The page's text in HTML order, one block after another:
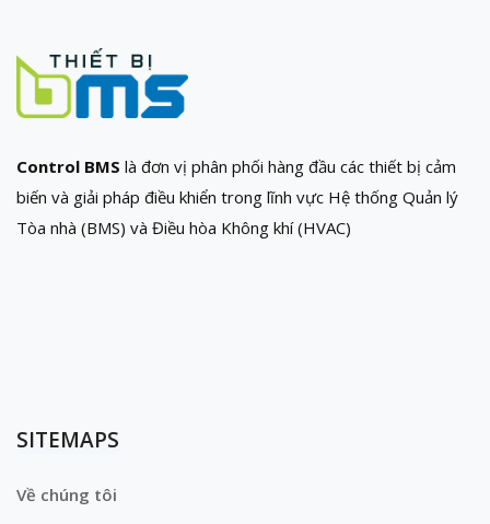
Control BMS là đơn vị phân phối hàng đầu các thiết bị cảm
biến và giải pháp điều khiển trong lĩnh vực Hệ thống Quản lý
Tòa nhà (BMS) và Điều hòa Không khí (HVAC)
SITEMAPS
Về chúng tôi